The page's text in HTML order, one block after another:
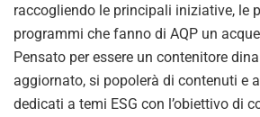
raccogliendo le principali iniziative, le
programmi che fanno di AQP un
Pensato per essere un contenitore
aggiornato, si popolerà di contenuti e
dedicati a temi ESG con l’obiettivo di